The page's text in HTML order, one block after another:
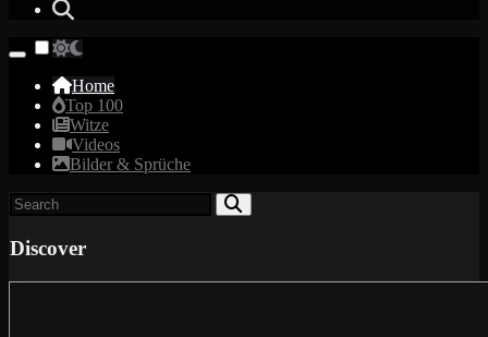
Home
Top 100
Witze
Videos
Bilder & Sprüche
Discover